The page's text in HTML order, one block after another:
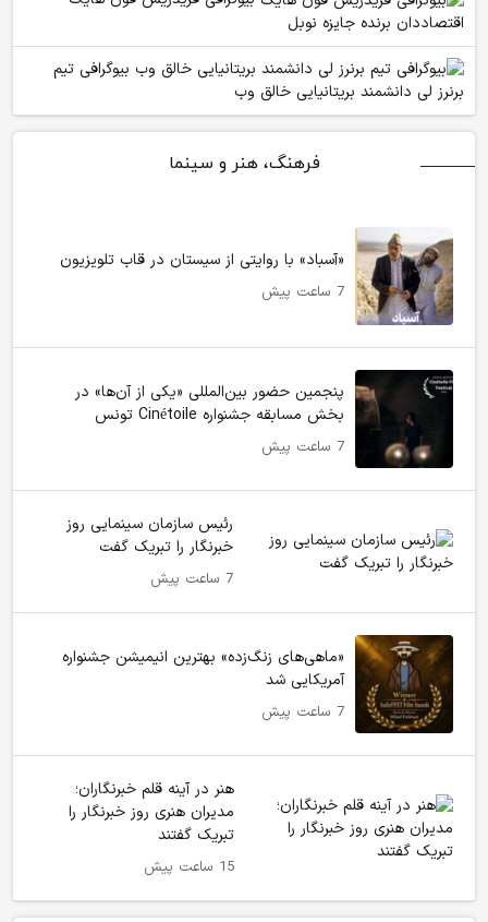
اقتصاددان برنده جایزه نوبل
بیوگرافی تیم
برنرز لی دانشمند بریتانیایی خالق وب
فرهنگ، هنر و سینما
«آسباد» با روایتی از سیستان در قاب تلویزیون
7 ساعت پیش
پنجمین حضور بین‌المللی «یکی از آن‌ها» در
بخش مسابقه جشنواره Cinétoile تونس
7 ساعت پیش
رئیس سازمان سینمایی روز
خبرنگار را تبریک گفت
7 ساعت پیش
«ماهی‌های زنگ‌زده» بهترین انیمیشن جشنواره
آمریکایی شد
7 ساعت پیش
هنر در آینه قلم خبرنگاران؛
مدیران هنری روز خبرنگار را
تبریک گفتند
15 ساعت پیش